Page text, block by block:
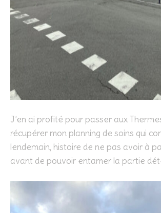
J’en ai profité pour passer aux
récupérer mon planning de soins qui
lendemain, histoire de ne pas avoir à
avant de pouvoir entamer la partie